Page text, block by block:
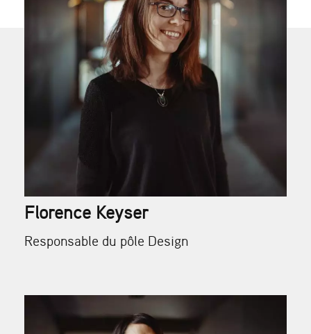
Florence Keyser
Responsable du pôle Design